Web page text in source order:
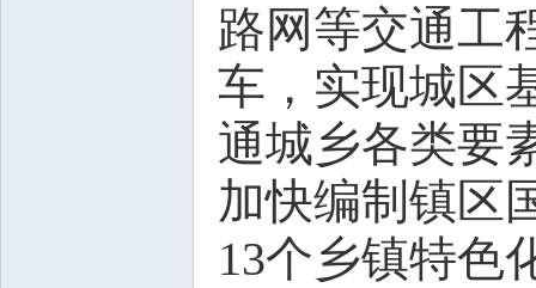
路网等交通工
车，实现城区
通城乡各类要
加快编制镇区
13个乡镇特色